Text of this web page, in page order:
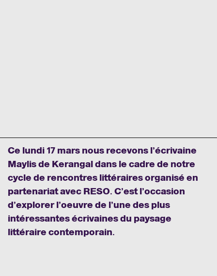
Ce lundi 17 mars nous recevons l’écrivaine
Maylis de Kerangal dans le cadre de notre
cycle de rencontres littéraires organisé en
partenariat avec RESO. C’est l’occasion
d’explorer l’oeuvre de l’une des plus
intéressantes écrivaines du paysage
littéraire contemporain.